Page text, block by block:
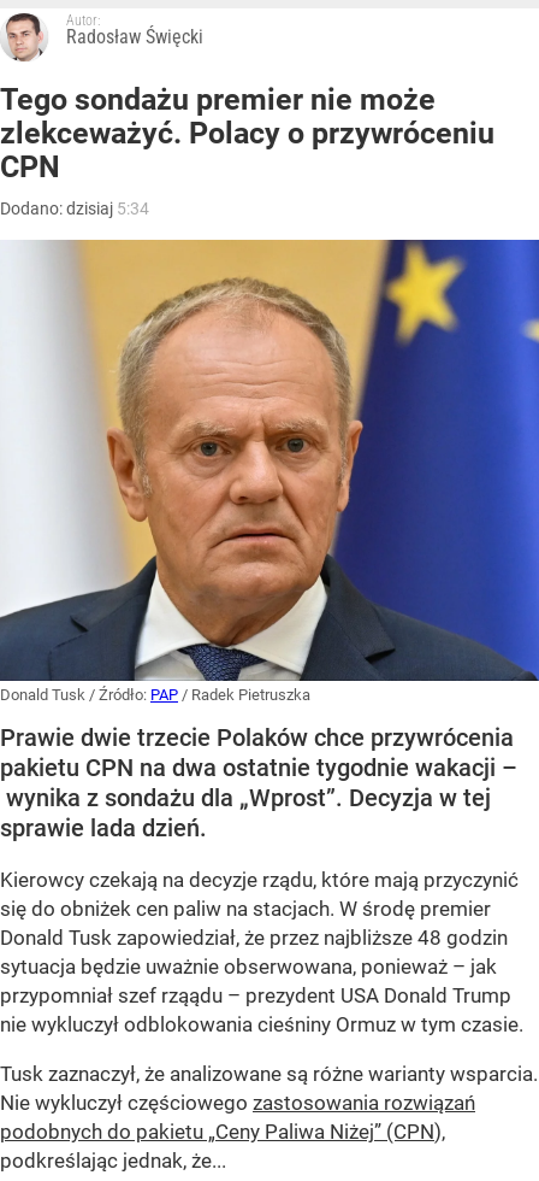
Autor:
Radosław Święcki
Tego sondażu premier nie może
zlekceważyć. Polacy o przywróceniu
CPN
Dodano:dzisiaj 5:34
Donald Tusk / Źródło: PAP / Radek Pietruszka
Prawie dwie trzecie Polaków chce przywrócenia
pakietu CPN na dwa ostatnie tygodnie wakacji –
wynika z sondażu dla „Wprost”. Decyzja w tej
sprawie lada dzień.
Kierowcy czekają na decyzje rządu, które mają przyczynić
się do obniżek cen paliw na stacjach. W środę premier
Donald Tusk zapowiedział, że przez najbliższe 48 godzin
sytuacja będzie uważnie obserwowana, ponieważ – jak
przypomniał szef rząądu – prezydent USA Donald Trump
nie wykluczył odblokowania cieśniny Ormuz w tym czasie.
Tusk zaznaczył, że analizowane są różne warianty wsparcia.
Nie wykluczył częściowego zastosowania rozwiązań
podobnych do pakietu „Ceny Paliwa Niżej” (CPN),
podkreślając jednak, że...